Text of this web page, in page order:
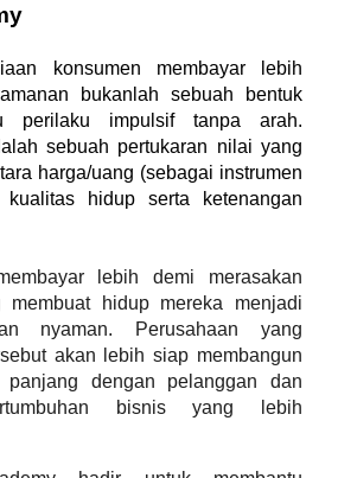
konsumen membayar lebih
bukanlah sebuah bentuk
perilaku impulsif tanpa arah.
sebuah pertukaran nilai yang
harga/uang (sebagai instrumen
hidup serta ketenangan
lebih demi merasakan
membuat hidup mereka menjadi
nyaman. Perusahaan yang
akan lebih siap membangun
panjang dengan pelanggan dan
bisnis yang lebih